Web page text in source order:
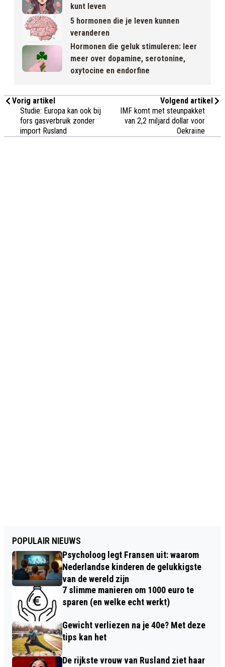
kunt leven
5 hormonen die je leven kunnen
veranderen
Hormonen die geluk stimuleren: leer
meer over dopamine, serotonine,
oxytocine en endorfine
Vorig artikel
Studie: Europa kan ook bij
fors gasverbruik zonder
import Rusland
Volgend artikel
IMF komt met steunpakket
van 2,2 miljard dollar voor
Oekraïne
POPULAIR NIEUWS
Psycholoog legt Fransen uit: waarom
Nederlandse kinderen de gelukkigste
van de wereld zijn
7 slimme manieren om 1000 euro te
sparen (en welke echt werkt)
Gewicht verliezen na je 40e? Met deze
tips kan het
De rijkste vrouw van Rusland ziet haar